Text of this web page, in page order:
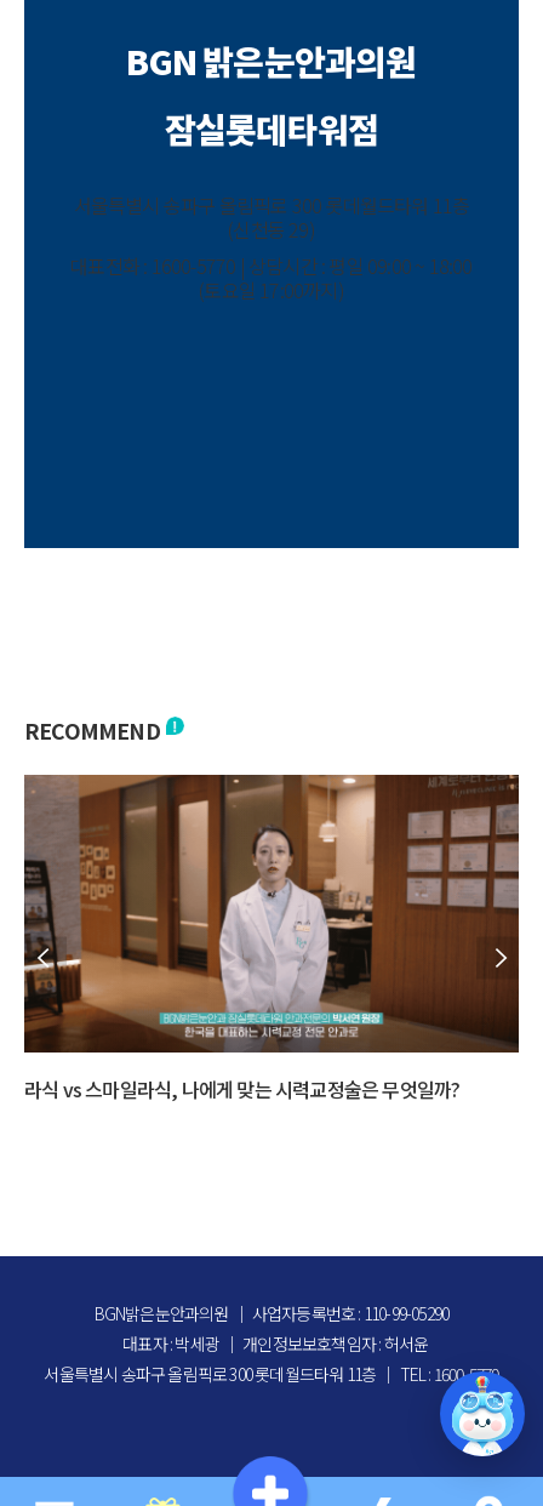
BGN 밝은눈안과의원
잠실롯데타워점
서울특별시 송파구 올림픽로 300 롯데월드타워 11층
(신천동 29)
대표전화 : 1600-5770 | 상담시간 : 평일 09:00 ~ 18:00
(토요일 17:00까지)
RECOMMEND
다초점 수술 고민된다면? 백내장 수술 방법 총정리
BGN밝은눈안과의원 ｜ 사업자등록번호 : 110-99-05290
대표자 : 박세광 ｜ 개인정보보호책임자 : 허서윤
서울특별시 송파구 올림픽로 300 롯데월드타워 11층 ｜ TEL : 1600-5770